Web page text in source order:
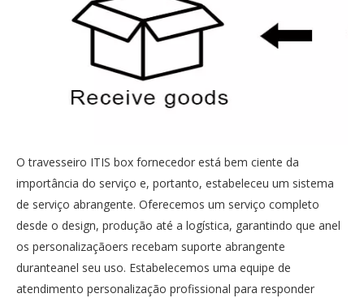
O travesseiro ITIS box fornecedor está bem ciente da
importância do serviço e, portanto, estabeleceu um sistema
de serviço abrangente. Oferecemos um serviço completo
desde o design, produção até a logística, garantindo que anel
os personalizaçãoers recebam suporte abrangente
duranteanel seu uso. Estabelecemos uma equipe de
atendimento personalização profissional para responder